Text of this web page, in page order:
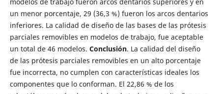
un menor porcentaje, 29 (36,3 %) fueron los arcos dentarios
inferiores. La calidad de diseño de las bases de las prótesis
parciales removibles en modelos de trabajo, fue aceptable
un total de 46 modelos. Conclusión. La calidad del diseño
de las prótesis parciales removibles en un alto porcentaje
fue incorrecta, no cumplen con características ideales los
componentes que lo conforman. El 22,86 % de los